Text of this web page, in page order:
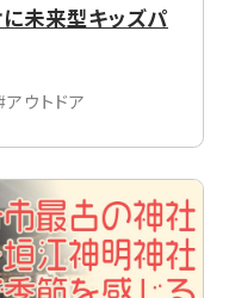
未来型キッズパ
アウトドア